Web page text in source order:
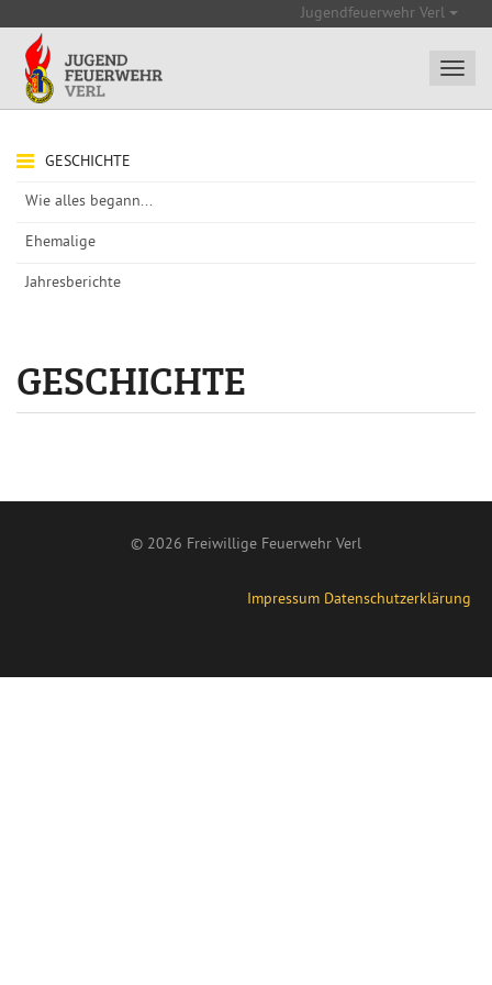
Jugendfeuerwehr Verl
GESCHICHTE
Wie alles begann...
Ehemalige
Jahresberichte
GESCHICHTE
© 2026 Freiwillige Feuerwehr Verl
Impressum Datenschutzerklärung